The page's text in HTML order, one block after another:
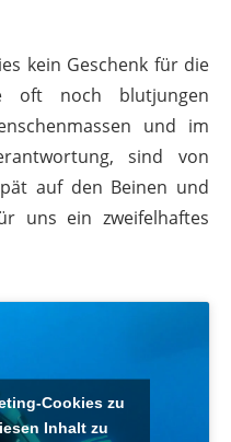
kein Geschenk für die
oft noch blutjungen
und im
sind von
auf den Beinen und
uns ein zweifelhaftes
Cookies zu
Inhalt zu